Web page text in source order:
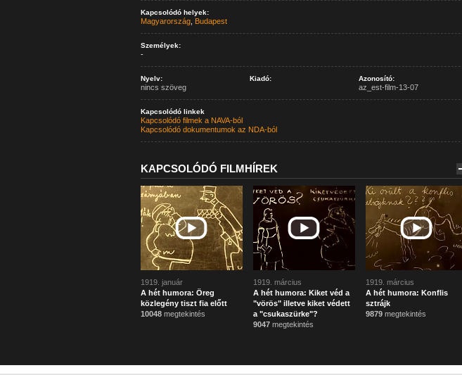
Kapcsolódó helyek:
Magyarország, Budapest
Személyek:
-
Nyelv:
nincs szöveg
Kiadó: Azonosító:
az_est-film-13-07
Kapcsolódó linkek
Kapcsolódó filmek a NAVA-ból
Kapcsolódó dokumentumok az NDA-ból
KAPCSOLÓDÓ FILMHÍREK
1919. január
A hét humora: Öreg
közlegény tiszt fia előtt
10048megtekintés
1919. március
A hét humora: Kiket véd a
"vörös" illetve kiket védett
a "csukaszürke"?
9047megtekintés
1919. március
A hét humora: Konflis
sztrájk
9879megtekintés